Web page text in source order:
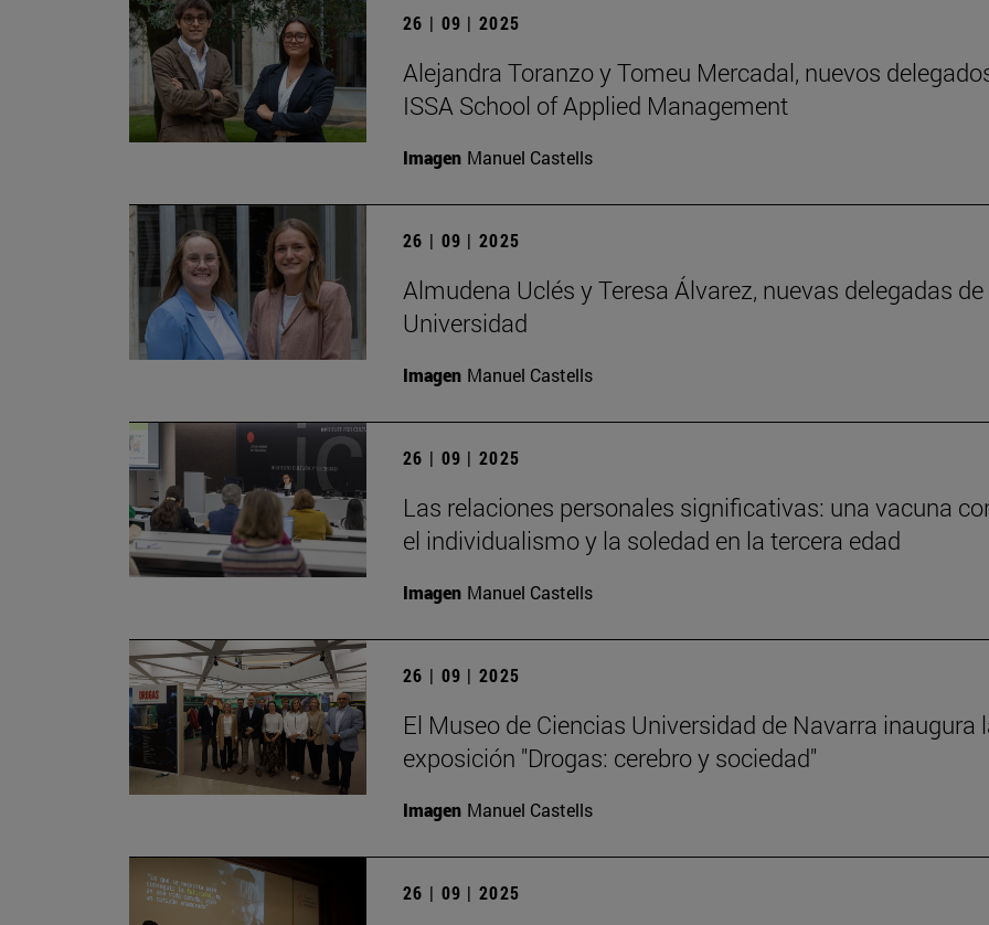
26 | 09 | 2025
Alejandra Toranzo y Tomeu Mercadal, nuevos
ISSA School of Applied Management
Imagen Manuel Castells
26 | 09 | 2025
Almudena Uclés y Teresa Álvarez, nuevas delegadas de
Universidad
Imagen Manuel Castells
26 | 09 | 2025
Las relaciones personales significativas: una vacuna
el individualismo y la soledad en la tercera edad
Imagen Manuel Castells
26 | 09 | 2025
El Museo de Ciencias Universidad de Navarra inaugura
exposición "Drogas: cerebro y sociedad"
Imagen Manuel Castells
26 | 09 | 2025